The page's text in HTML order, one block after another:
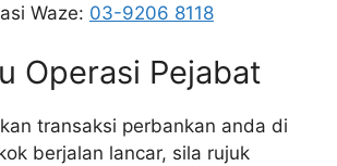
Waze: 03-9206 8118
Operasi Pejabat
transaksi perbankan anda di
berjalan lancar, sila rujuk